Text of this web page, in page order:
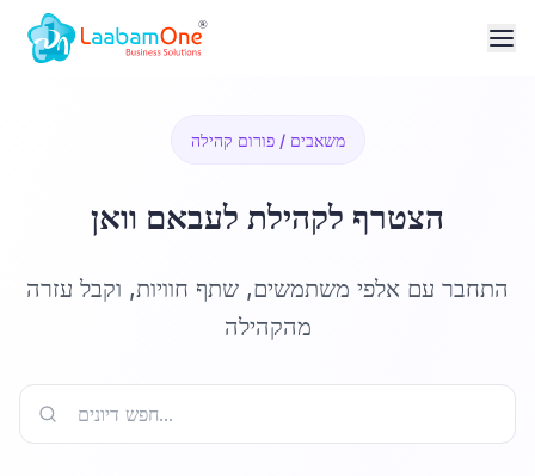
משאבים / פורום קהילה
הצטרף לקהילת לעבאם וואן
התחבר עם אלפי משתמשים, שתף חוויות, וקבל עזרה
מהקהילה